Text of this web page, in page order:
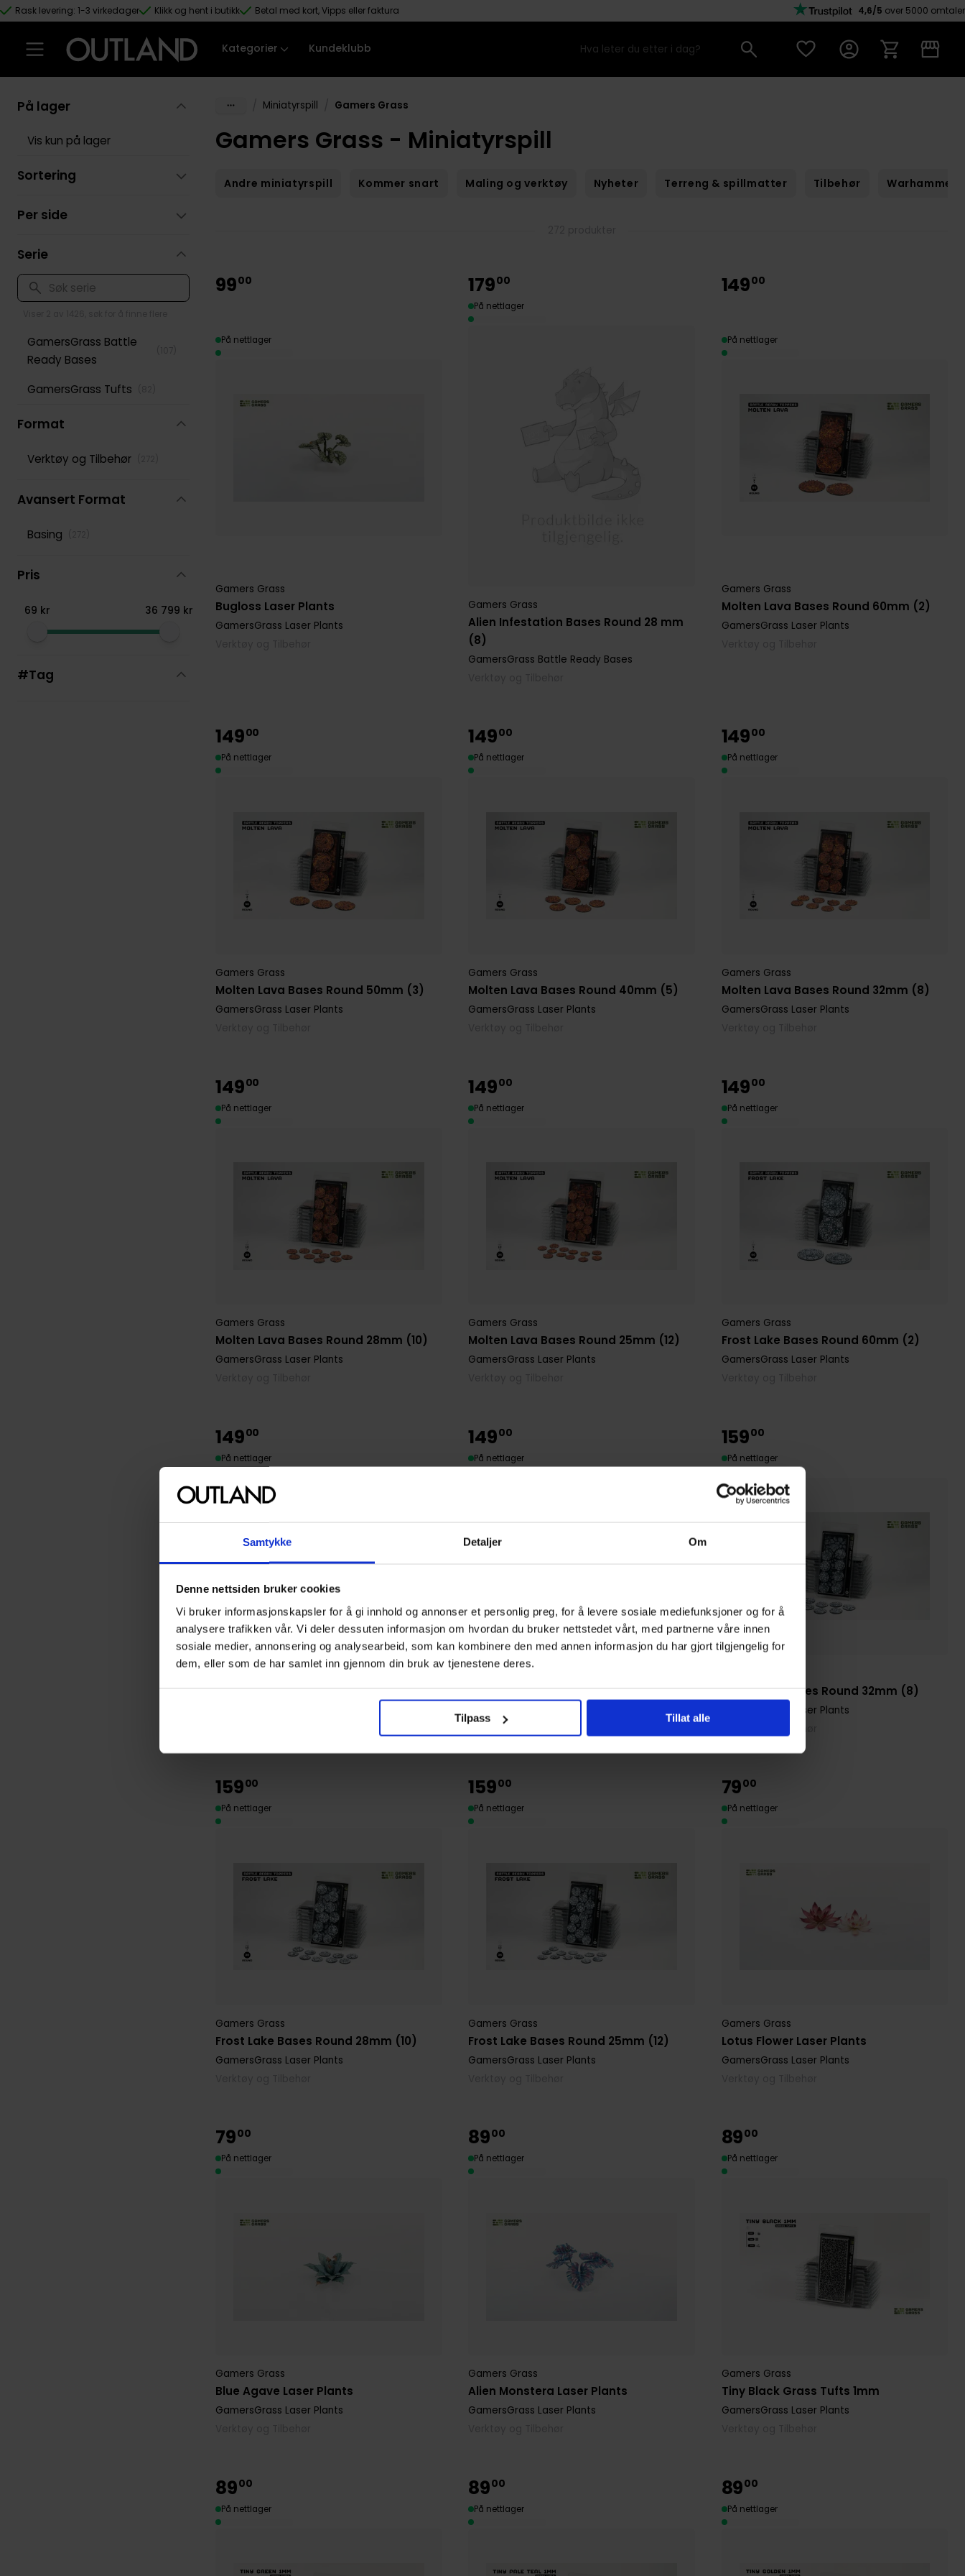
Samtykke Detaljer Om
Denne nettsiden bruker cookies
Vi bruker informasjonskapsler for å gi innhold og annonser et personlig preg, for å levere sosiale mediefunksjoner og for å
analysere trafikken vår. Vi deler dessuten informasjon om hvordan du bruker nettstedet vårt, med partnerne våre innen
sosiale medier, annonsering og analysearbeid, som kan kombinere den med annen informasjon du har gjort tilgjengelig for
dem, eller som de har samlet inn gjennom din bruk av tjenestene deres.
Tilpass Tillat alle
Hopp til hovedinnhold
Rask levering: 1-3 virkedager Klikk og hent i butikk Betal med kort, Vipps eller faktura 4,6/5 over 5000 omtaler
Kategorier Kundeklubb
Miniatyrspill Gamers Grass
Gamers Grass - Miniatyrspill
Andre miniatyrspill Kommer snart Maling og verktøy Nyheter Terreng & spillmatter Tilbehør Warhammer
Bugloss Laser Plants
Gamers Grass
GamersGrass Laser Plants
9900
På nettlager
Alien Infestation Bases Round 28 mm
(8)
Gamers Grass
GamersGrass Battle Ready Bases
17900
På nettlager
Molten Lava Bases Round 60mm (2)
Gamers Grass
GamersGrass Laser Plants
14900
På nettlager
Molten Lava Bases Round 50mm (3)
Gamers Grass
GamersGrass Laser Plants
14900
På nettlager
Molten Lava Bases Round 40mm (5)
Gamers Grass
GamersGrass Laser Plants
14900
På nettlager
Molten Lava Bases Round 32mm (8)
Gamers Grass
GamersGrass Laser Plants
14900
På nettlager
Molten Lava Bases Round 28mm (10)
Gamers Grass
GamersGrass Laser Plants
14900
På nettlager
Molten Lava Bases Round 25mm (12)
Gamers Grass
GamersGrass Laser Plants
14900
På nettlager
Frost Lake Bases Round 60mm (2)
Gamers Grass
GamersGrass Laser Plants
14900
På nettlager
Frost Lake Bases Round 50mm (3)
14900
På nettlager
Frost Lake Bases Round 40mm (5)
Verktøy og Tilbehør
14900
På nettlager
Frost Lake Bases Round 32mm (8)
GamersGrass Laser Plants
15900
På nettlager
Frost Lake Bases Round 28mm (10)
Gamers Grass
GamersGrass Laser Plants
15900
På nettlager
Frost Lake Bases Round 25mm (12)
Gamers Grass
GamersGrass Laser Plants
15900
På nettlager
Lotus Flower Laser Plants
Gamers Grass
GamersGrass Laser Plants
7900
På nettlager
Blue Agave Laser Plants
Gamers Grass
GamersGrass Laser Plants
7900
På nettlager
Alien Monstera Laser Plants
Gamers Grass
GamersGrass Laser Plants
8900
På nettlager
Tiny Black Grass Tufts 1mm
Gamers Grass
GamersGrass Laser Plants
8900
På nettlager
8900
På nettlager
8900
På nettlager
8900
På nettlager
På lager
Vis kun på lager
Sortering
Per side
Serie
GamersGrass Battle
Ready Bases
GamersGrass Tufts
Format
Verktøy og Tilbehør
Avansert Format
Basing
Pris
69 kr 36 799 kr
#Tag